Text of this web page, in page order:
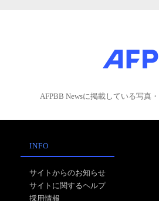
AFPBB Newsに掲載している写真
INFO
サイトからのお知らせ
サイトに関するヘルプ
採用情報